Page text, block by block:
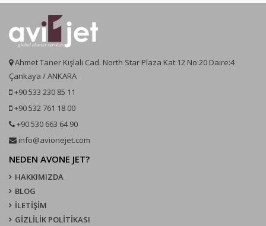
Ahmet Taner Kışlalı Cad. North Star Plaza Kat:12 No:20 Daire:4
Çankaya / ANKARA
+90 533 230 85 11
+90 532 761 18 00
+90 530 663 64 90
info@avionejet.com
NEDEN AVONE JET?
HAKKIMIZDA
BLOG
İLETİŞİM
GİZLİLİK POLİTİKASI